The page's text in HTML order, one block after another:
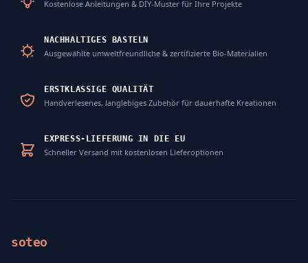
Kostenlose Anleitungen & DIY-Muster für Ihre Projekte
NACHHALTIGES BASTELN
Ausgewählte umweltfreundliche & zertifizierte Bio-Materialien
ERSTKLASSIGE QUALITÄT
Handverlesenes, langlebiges Zubehör für dauerhafte Kreationen
EXPRESS-LIEFERUNG IN DIE EU
Schneller Versand mit kostenlosen Lieferoptionen
soteo